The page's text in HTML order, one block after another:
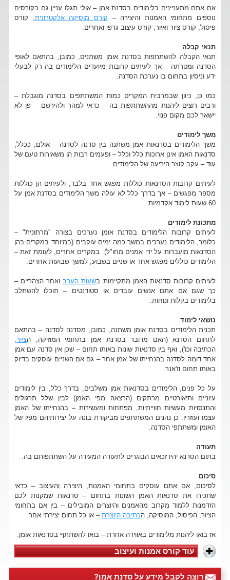
אם אתם מתעניינים בלימודים בסדנת אמן – אולי תגלו עניין גם בקורסים
נוספים מתחומי האמנות והיצירה – קורס מוסיקה אלקטרונית , קורס
פיסול, קורס ציור ואיור, קורס עיצוב גרפי ואחרים.
תנאי קבלה
תנאי הקבלה להשתתפות בסדנת אומן משתנים, כמובן, בהתאם לאופי
הסדנה ומטרתה – אך לעיתים קרובות מיועדים הלימודים בה רק לבעלי
ידע וניסיון בתחום בו נערכת הסדנה.
כמו כן, כיוון שבמרבית המקרים כמות המשתתפים בסדנה מוגבלת –
ורבים רוצים ליהנות מההשתתפות בה – כדאי למהר ולהירשם – פן לא
יישאר לכם מקום פנוי.
משך לימודים
משך הלימודים בסדנאות אמן משתנה בין סדנה לסדנה – אולם, ככלל,
סדנאות האמן אינן ארוכות כלל וכלל – ופעמים רבות הן משאירות טעם של
עוד – עקב קוצר היריעה של הלימודים.
לעיתים קרובות הסדנאות כוללות מפגש אחד בלבד, ולעיתים הן כוללות
מספר מפגשים – אך בדרך כלל לא עולה משך הלימודים בסדנת אמן על
60 שעות לימוד אקדמיות.
מתכונת לימודים
לעיתים קרובות הלימודים בסדנת אומן נערכים בצורה "מרתונית" –
כלומר, הלימודים נערכים במשך כמה ימים עוקבים (במיוחד במקרים בהן
הסדנאות מועברות על ידי אמנים מחו"ל). במקרים אחרים, לעומת זאת –
הלימודים כוללים מפגש אחד או שניים בשבוע, למשך שבועות אחדים.
לעיתים קרובות סדנאות האמן מתקיימות בשעות הערבואחר הצהריים –
כך שגם אם אתם אנשים עובדים או סטודנטים – תוכלו להשתלב
בלימודים בקלות ונוחות.
נושאי לימוד
תכנית הלימודים בסדנת אומן משתנה, כמובן, מסדנה לסדנה – בהתאם
לתחום הסדנא (האם מדובר בסדנת אמן בתחומי המוזיקה, הציור
הכתיבה וכו'), ואף בין סדנאות שונות באותו תחום – שכן אין סדנה עם אמן
אחד דומה לסדנה בהנחייתו של אמן אחר – גם אם השניים עוסקים בדיוק
באותו תחום וז'אנר.
על כל פנים, הלימודים בסדנאות אמן משלבים, בדרך כלל, בין לימודים
עיוניים ותיאורטיים מרתקים (הרצאה מפי האמן) לבין שלל תרגולים
והתנסויות מעשיות חווייתיות, מפתחות ומעשירות – בהנחייתו של האמן
עצמו ועוזריו. כן נהנים המשתתפים מביקורת בונה על יצירותיהם מפיו של
האומן ומשתתפי הסדנה.
תעודה
בתום הסדנא יהיו זכאים הבוגרים לתעודה המעידה על השתתפותם בה.
סיכום
לסיכום, אם אתם עוסקים בתחומי האמנות, היצירה והעיצוב – כדאי
שתכירו את סדנאות האמן השונות בתחום – סדנאות שמקנות לכם
הזדמנות ללמוד מקרוב מהאמנים והיוצרים המובילים – בין אם בתחומי
הציור, הפיסול, המוסיקה, הכתיבה היוצרת– או כל תחום יצירתי אחר.
אז בואו ליהנות מלימודים באווירה אחרת – בואו להשתתף בסדנאות אומן.
עוד קורס אמנות ועיצוב
רוצה לקבל מידע על סדנת אמן?